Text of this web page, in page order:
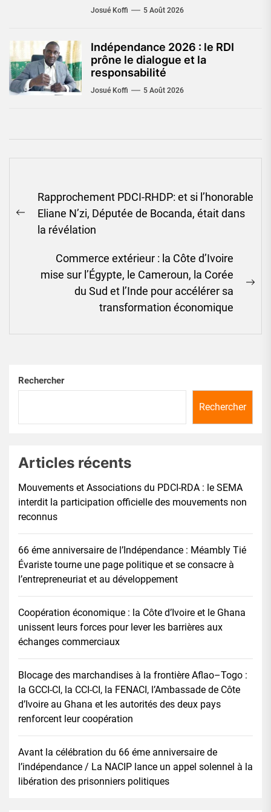
Josué Koffi 5 Août 2026
Indépendance 2026 : le RDI
prône le dialogue et la
responsabilité
Josué Koffi 5 Août 2026
de
l’article
Previous
post:
Rapprochement PDCI-RHDP: et si l’honorable
Eliane N’zi, Députée de Bocanda, était dans
la révélation
Commerce extérieur : la Côte d’Ivoire
mise sur l’Égypte, le Cameroun, la Corée
du Sud et l’Inde pour accélérer sa
transformation économique
Rechercher
Rechercher
Articles récents
Mouvements et Associations du PDCI-RDA : le SEMA
interdit la participation officielle des mouvements non
reconnus
66 éme anniversaire de l’Indépendance : Méambly Tié
Évariste tourne une page politique et se consacre à
l’entrepreneuriat et au développement
Coopération économique : la Côte d’Ivoire et le Ghana
unissent leurs forces pour lever les barrières aux
échanges commerciaux
Blocage des marchandises à la frontière Aflao–Togo :
la GCCI-CI, la CCI-CI, la FENACI, l’Ambassade de Côte
d’Ivoire au Ghana et les autorités des deux pays
renforcent leur coopération
Avant la célébration du 66 éme anniversaire de
l’indépendance / La NACIP lance un appel solennel à la
libération des prisonniers politiques